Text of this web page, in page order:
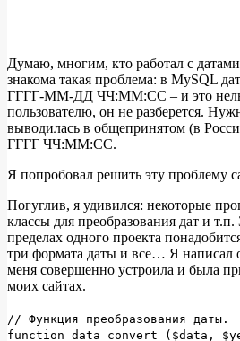
Думаю, многим, кто работал с
знакома такая проблема: в MySQL
ГГГГ-ММ-ДД ЧЧ:ММ:СС – и это
пользователю, он не разберется.
выводилась в общепринятом (в
ГГГГ ЧЧ:ММ:СС.
Я попробовал решить эту проблему
Погуглив, я удивился: некоторые
классы для преобразования дат и
пределах одного проекта
три формата даты и все… Я написал
меня совершенно устроила и была
моих сайтах.
// Функция преобразования даты.
function data_convert ($data,